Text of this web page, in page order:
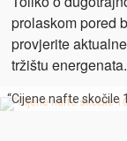
prolaskom pored
provjerite
tržištu energenata.
“Cijene nafte skočile